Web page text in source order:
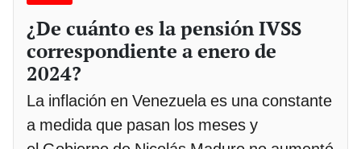
¿De cuánto es la pensión IVSS
correspondiente a enero de
2024?
La inflación en Venezuela es una constante
a medida que pasan los meses y